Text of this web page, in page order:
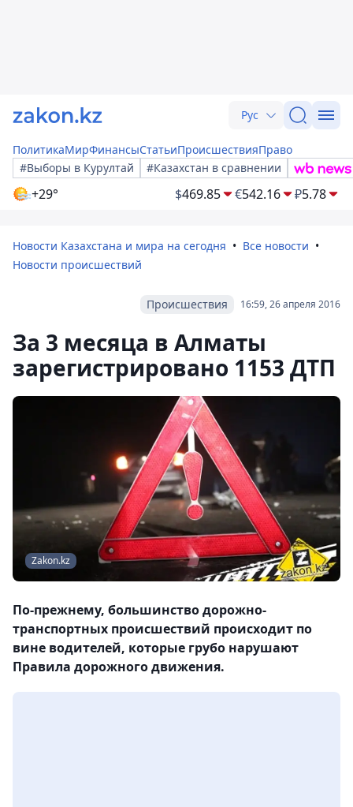
Рус
ПолитикаМирФинансыСтатьиПроисшествияПраво
#Выборы в Курултай
#Казахстан в сравнении
+29° $469.85 €542.16 ₽5.78
Новости Казахстана и мира на сегодня
Все новости
Новости происшествий
16:59, 26 апреля 2016
Происшествия
За 3 месяца в Алматы
зарегистрировано 1153 ДТП
Zakon.kz
По-прежнему, большинство дорожно-
транспортных происшествий происходит по
вине водителей, которые грубо нарушают
Правила дорожного движения.